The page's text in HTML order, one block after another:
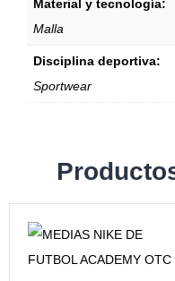
Material y tecnología:
Malla
Disciplina deportiva:
Sportwear